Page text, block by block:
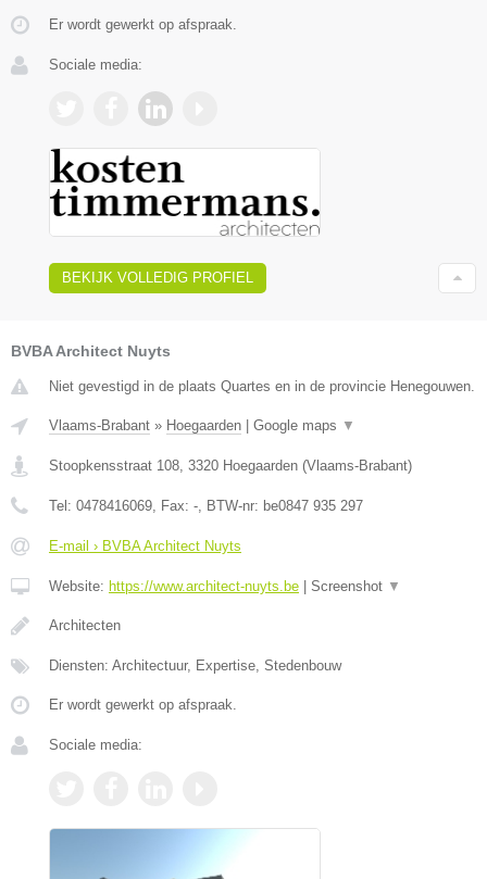
Er wordt gewerkt op afspraak.
Sociale media:
BEKIJK VOLLEDIG PROFIEL
BVBA Architect Nuyts
Niet gevestigd in de plaats Quartes en in de provincie Henegouwen.
Vlaams-Brabant » Hoegaarden Google maps ▼
Stoopkensstraat 108 3320 Hoegaarden (Vlaams-Brabant)
Tel: 0478416069 , Fax: - , BTW-nr: be0847 935 297
E-mail › BVBA Architect Nuyts
Website: https://www.architect-nuyts.be Screenshot ▼
Architecten
Diensten: Architectuur, Expertise, Stedenbouw
Er wordt gewerkt op afspraak.
Sociale media: